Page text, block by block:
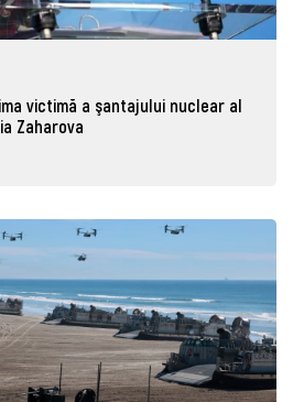
victimă a şantajului nuclear al
Zaharova